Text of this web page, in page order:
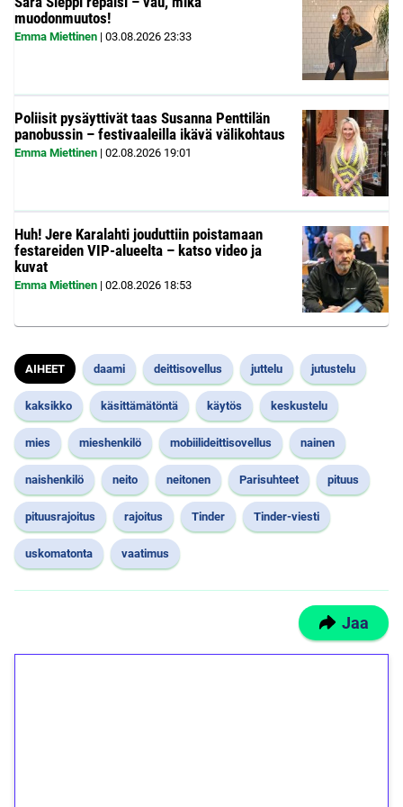
muodonmuutos!
Emma Miettinen | 03.08.2026 23:33
Poliisit pysäyttivät taas Susanna Penttilän
panobussin – festivaaleilla ikävä välikohtaus
Emma Miettinen | 02.08.2026 19:01
Huh! Jere Karalahti jouduttiin poistamaan
festareiden VIP-alueelta – katso video ja
kuvat
Emma Miettinen | 02.08.2026 18:53
AIHEET daami deittisovellus juttelu jutustelu
kaksikko käsittämätöntä käytös keskustelu
mies mieshenkilö mobiilideittisovellus nainen
naishenkilö neito neitonen Parisuhteet pituus
pituusrajoitus rajoitus Tinder Tinder-viesti
uskomatonta vaatimus
Jaa